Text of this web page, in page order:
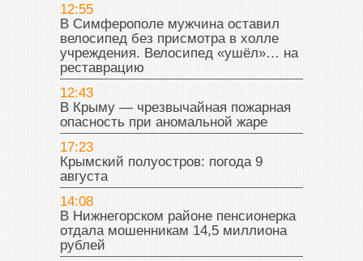
12:55
В Симферополе мужчина оставил
велосипед без присмотра в холле
учреждения. Велосипед «ушёл»… на
реставрацию
12:43
В Крыму — чрезвычайная пожарная
опасность при аномальной жаре
17:23
Крымский полуостров: погода 9
августа
14:08
В Нижнегорском районе пенсионерка
отдала мошенникам 14,5 миллиона
рублей